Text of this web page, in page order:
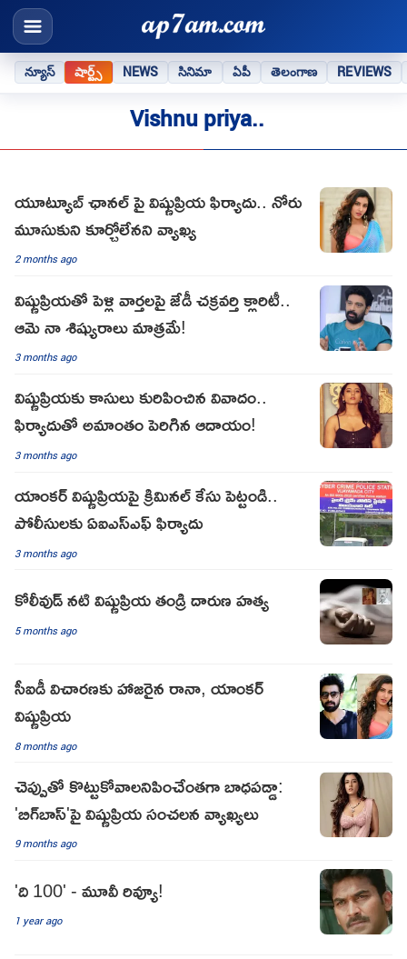
న్యూస్ షార్ట్స్ NEWS సినిమా ఏపీ తెలంగాణ REVIEWS
Vishnu priya..
యూట్యూబ్ ఛానల్ పై విష్ణుప్రియ ఫిర్యాదు.. నోరు
మూసుకుని కూర్చోలేనని వ్యాఖ్య
2 months ago
విష్ణుప్రియతో పెళ్లి వార్తలపై జేడీ చక్రవర్తి క్లారిటీ..
ఆమె నా శిష్యురాలు మాత్రమే!
3 months ago
విష్ణుప్రియకు కాసులు కురిపించిన వివాదం..
ఫిర్యాదుతో అమాంతం పెరిగిన ఆదాయం!
3 months ago
యాంకర్ విష్ణుప్రియపై క్రిమినల్ కేసు పెట్టండి..
పోలీసులకు ఏఐఎస్‌ఎఫ్ ఫిర్యాదు
3 months ago
కోలీవుడ్ నటి విష్ణుప్రియ తండ్రి దారుణ హత్య
5 months ago
సీఐడీ విచారణకు హాజరైన రానా, యాంకర్
విష్ణుప్రియ
8 months ago
చెప్పుతో కొట్టుకోవాలనిపించేంతగా బాధపడ్డా:
'బిగ్‌బాస్‌'పై విష్ణుప్రియ సంచలన వ్యాఖ్యలు
9 months ago
'ది 100' - మూవీ రివ్యూ!
1 year ago